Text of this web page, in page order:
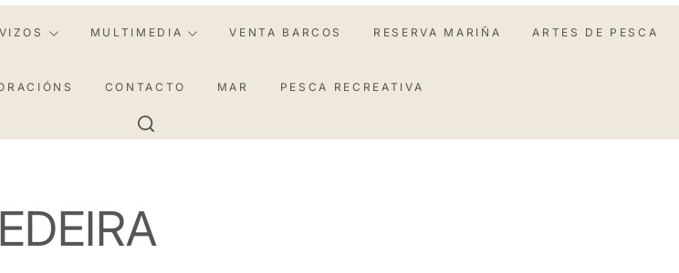
MULTIMEDIA VENTA BARCOS RESERVA MARIÑA ARTES DE PESCA
CONTACTO MAR PESCA RECREATIVA